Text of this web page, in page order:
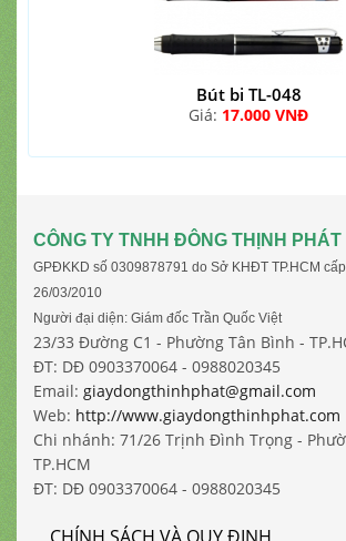
Bút bi TL-048
Giá: 17.000 VNĐ
CÔNG TY TNHH ĐÔNG THỊNH PHÁT
GPĐKKD số 0309878791 do Sở KHĐT TP.HCM
26/03/2010
Người đại diện: Giám đốc Trần Quốc Việt
23/33 Đường C1 - Phường Tân Bình -
ĐT: DĐ 0903370064 - 0988020345
Email: giaydongthinhphat@gmail.com
Web: http://www.giaydongthinhphat.com
Chi nhánh: 71/26 Trịnh Đình Trọng -
TP.HCM
ĐT: DĐ 0903370064 - 0988020345